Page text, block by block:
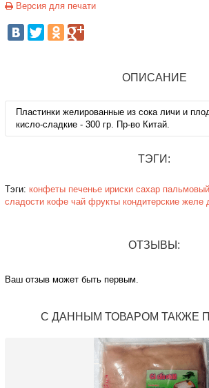
Версия для печати
ОПИСАНИЕ
Пластинки желированные из сока личи и
кисло-сладкие - 300 гр. Пр-во Китай.
ТЭГИ:
Тэги: конфеты печенье ириски сахар пальмовый
сладости кофе чай фрукты кондитерские желе
ОТЗЫВЫ:
Ваш отзыв может быть первым.
С ДАННЫМ ТОВАРОМ ТАКЖЕ